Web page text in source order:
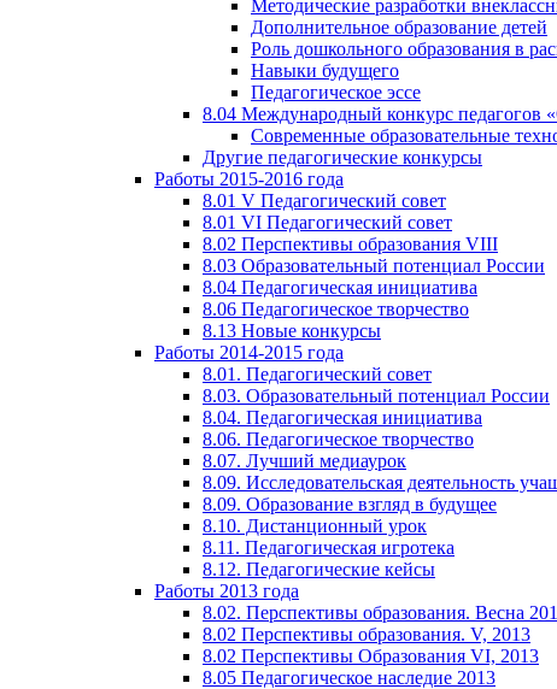
Методические разработки
Дополнительное образование детей
Роль дошкольного образования в
Навыки будущего
Педагогическое эссе
8.04 Международный конкурс педагогов
Современные образовательные
Другие педагогические конкурсы
Работы 2015-2016 года
8.01 V Педагогический совет
8.01 VI Педагогический совет
8.02 Перспективы образования VIII
8.03 Образовательный потенциал России
8.04 Педагогическая инициатива
8.06 Педагогическое творчество
8.13 Новые конкурсы
Работы 2014-2015 года
8.01. Педагогический совет
8.03. Образовательный потенциал России
8.04. Педагогическая инициатива
8.06. Педагогическое творчество
8.07. Лучший медиаурок
8.09. Исследовательская деятельность
8.09. Образование взгляд в будущее
8.10. Дистанционный урок
8.11. Педагогическая игротека
8.12. Педагогические кейсы
Работы 2013 года
8.02. Перспективы образования. Весна
8.02 Перспективы образования. V, 2013
8.02 Перспективы Образования VI, 2013
8.05 Педагогическое наследие 2013